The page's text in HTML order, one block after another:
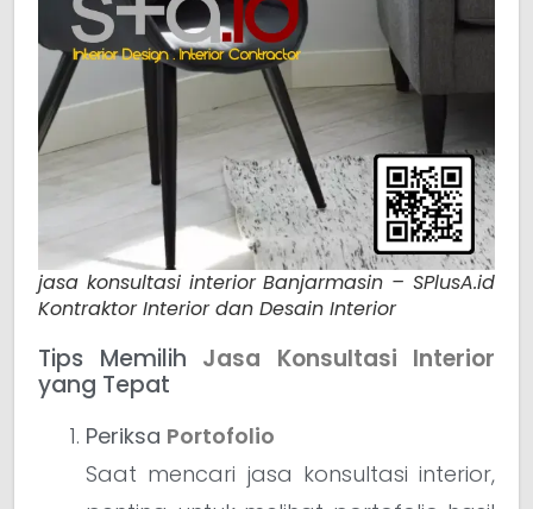
jasa konsultasi interior Banjarmasin – SPlusA.id
Kontraktor Interior dan Desain Interior
Tips Memilih Jasa Konsultasi Interior
yang Tepat
Periksa Portofolio
Saat mencari jasa konsultasi interior,